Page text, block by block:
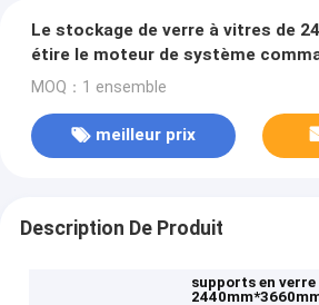
Le stockage de verre à vitres de
étire le moteur de système
MOQ：1 ensemble
meilleur prix
Description De Produit
supports en